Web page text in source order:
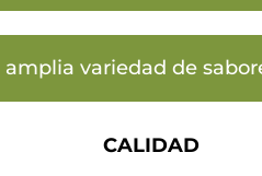
variedad de
CALIDAD